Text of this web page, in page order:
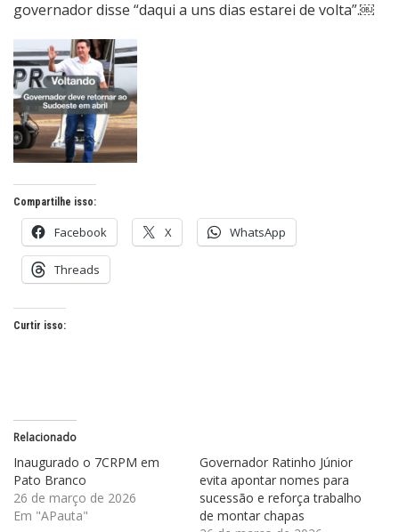
governador disse “daqui a uns dias estarei de volta”.￼
Compartilhe isso:
Facebook X WhatsApp
Threads
Curtir isso:
Relacionado
Inaugurado o 7CRPM em
Pato Branco
26 de março de 2026
Em "APauta"
Governador Ratinho Júnior
evita apontar nomes para
sucessão e reforça trabalho
de montar chapas